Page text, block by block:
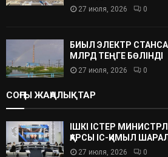
27 июля, 2026 0
БИЫЛ ЭЛЕКТР
МЛРД ТЕҢГЕ БӨЛІНДІ
27 июля, 2026 0
СОҢҒЫ ЖАҢАЛЫҚТАР
ІШКІ ІСТЕР
ҚАРСЫ ІС-ҚИМЫЛ
27 июля, 2026 0